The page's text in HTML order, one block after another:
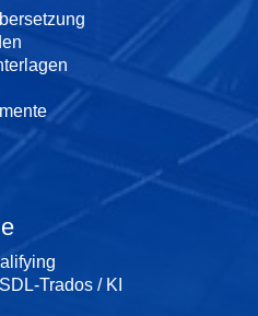
Trados / KI